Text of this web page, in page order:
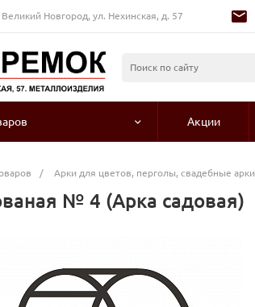
Великий Новгород, ул. Нехинская, д. 57
Акции
/ Арки для цветов, перголы, свадебные арки
№ 4 (Арка садовая)